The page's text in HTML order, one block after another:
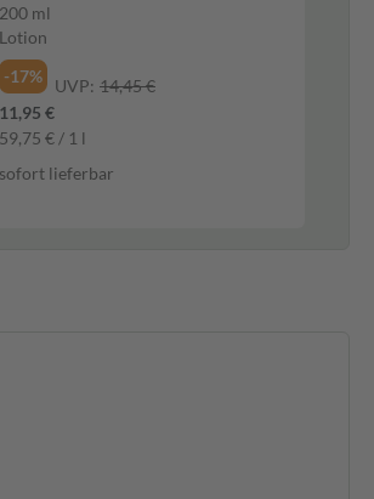
200 ml
Lotion
-17%
UVP: 14,45 €
11,95 €
59,75 € / 1 l
sofort lieferbar